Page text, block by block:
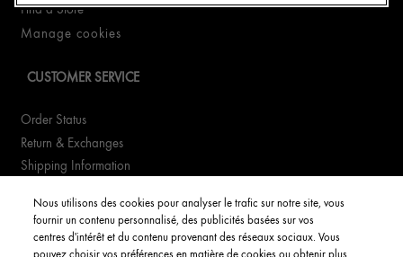
Find a Store
Manage cookies
CUSTOMER SERVICE
Order Status
Return & Exchanges
Shipping Information
YOUR ACCOUNT
Nous utilisons des cookies pour analyser le trafic sur notre site, vous
fournir un contenu personnalisé, des publicités basées sur vos
centres d'intérêt et du contenu provenant des réseaux sociaux. Vous
pouvez choisir vos préférences en matière de cookies ou obtenir plus